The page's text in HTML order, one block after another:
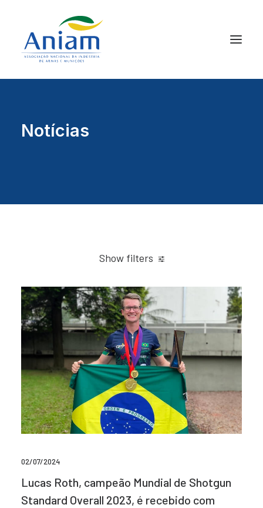
Notícias
Show filters
02/07/2024
Lucas Roth, campeão Mundial de Shotgun
Standard Overall 2023, é recebido com